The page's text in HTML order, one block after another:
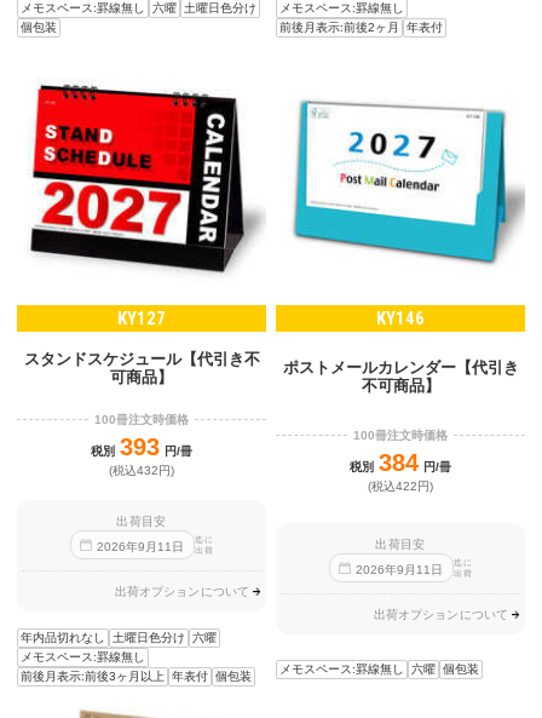
メモスペース:罫線無し
六曜
土曜日色分け
個包装
メモスペース:罫線無し
前後月表示:前後2ヶ月
年表付
KY127
スタンドスケジュール【代引き不
可商品】
100冊注文時価格
税別 393 円/冊
(税込432円)
出荷目安
2026年9 月 11 日
迄に
出荷
出荷オプションについて
年内品切れなし 土曜日色分け
六曜
メモスペース:罫線無し
前後月表示:前後3ヶ月以上
年表付 個包装
KY146
ポストメールカレンダー【代引き
不可商品】
100冊注文時価格
税別 384 円/冊
(税込422円)
出荷目安
2026年9 月11 日
迄に
出荷
出荷オプションについて
メモスペース:罫線無し 六曜 個包装